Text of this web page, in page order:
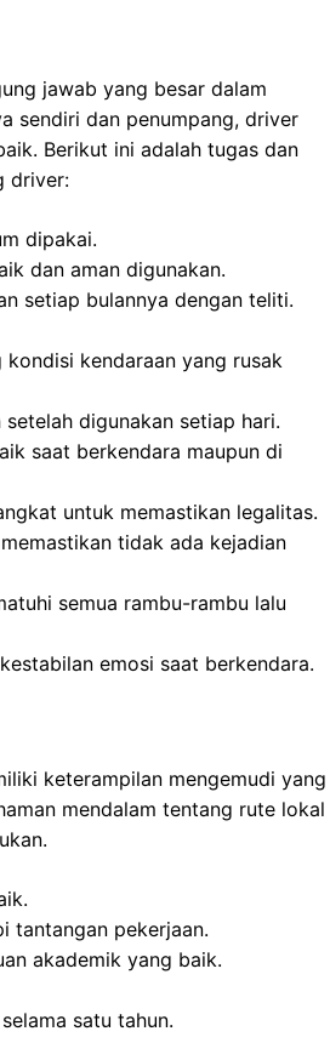
jawab yang besar dalam
sendiri dan penumpang, driver
Berikut ini adalah tugas dan
driver:
dipakai.
dan aman digunakan.
setiap bulannya dengan teliti.
kendaraan yang rusak
digunakan setiap hari.
saat berkendara maupun di
untuk memastikan legalitas.
tidak ada kejadian
semua rambu-rambu lalu
emosi saat berkendara.
keterampilan mengemudi yang
mendalam tentang rute lokal
tantangan pekerjaan.
akademik yang baik.
satu tahun.